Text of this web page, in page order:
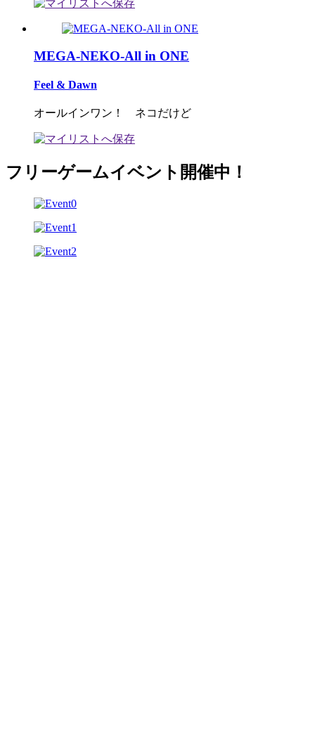
MEGA-NEKO-All in ONE
Feel & Dawn
オールインワン！ ネコだけど
フリーゲームイベント開催中！